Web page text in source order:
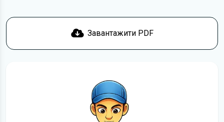
експлуатації Ford Expedition безкоштовно.
Завантажити PDF